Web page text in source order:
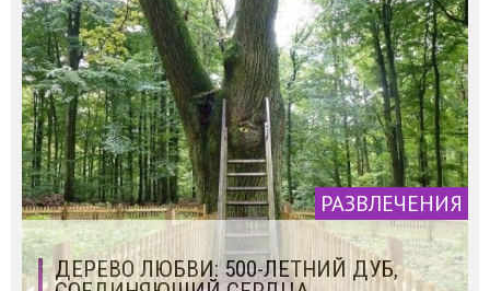
РАЗВЛЕЧЕНИЯ
ДЕРЕВО ЛЮБВИ: 500-ЛЕТНИЙ ДУБ,